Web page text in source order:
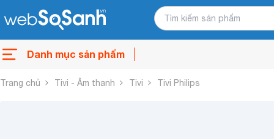
Danh mục sản phẩm
Trang chủ Tivi - Âm thanh Tivi Tivi Philips